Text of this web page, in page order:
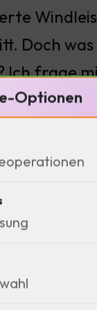
Doch
frage
über
Optionen